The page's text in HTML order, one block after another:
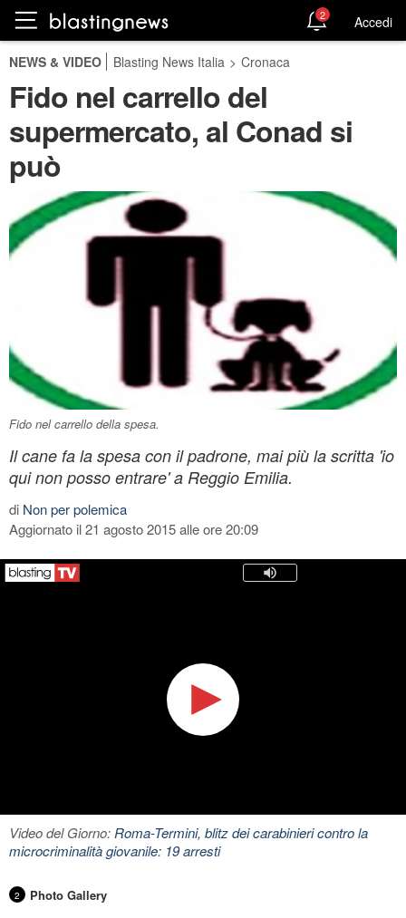
2 Accedi
NEWS & VIDEO Blasting News Italia > Cronaca
Fido nel carrello del
supermercato, al Conad si
può
Fido nel carrello della spesa.
Il cane fa la spesa con il padrone, mai più la scritta 'io
qui non posso entrare' a Reggio Emilia.
di Non per polemica
Aggiornato il 21 agosto 2015 alle ore 20:09
Video del Giorno:Roma-Termini, blitz dei carabinieri contro la
microcriminalità giovanile: 19 arresti
2 Photo Gallery